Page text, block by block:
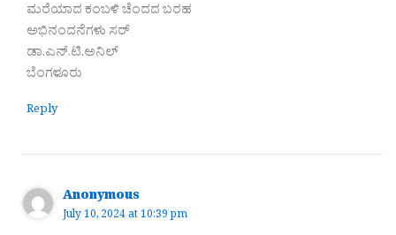
ಮರೆಯಾದ ಕಂಬಳಿ ಚೆಂದದ ಬರಹ
ಅಭಿನಂದನೆಗಳು ಸರ್
ಡಾ.ಎನ್.ಟಿ.ಅನಿಲ್
ಬೆಂಗಳೂರು
Reply
Anonymous
July 10, 2024 at 10:39 pm